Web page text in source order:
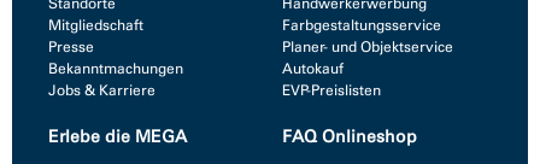
Standorte
Mitgliedschaft
Presse
Bekanntmachungen
Jobs & Karriere
Handwerkerwerbung
Farbgestaltungsservice
Planer- und Objektservice
Autokauf
EVP-Preislisten
Erlebe die MEGA FAQ Onlineshop